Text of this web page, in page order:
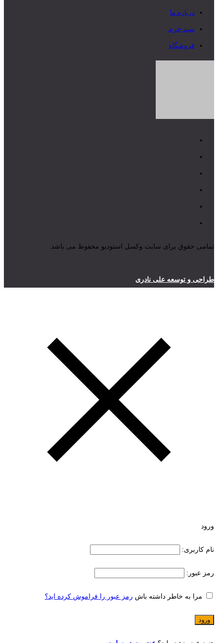
درباره ما
سبد خرید
فروشگاه
تمامی حقوق برای سایت وکسل استودیو محفوظ می باشد.
طراحی و توسعه علی نادری
ورود
نام کاربری:
رمز عبور:
مرا به خاطر داشته باش رمز عبور را فراموش کرده اید؟